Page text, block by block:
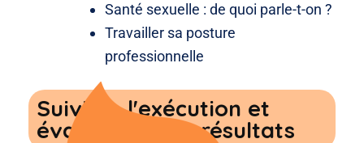
Santé sexuelle : de quoi parle-t-on ?
Travailler sa posture
professionnelle
Suivi de l'exécution et
évaluation des résultats